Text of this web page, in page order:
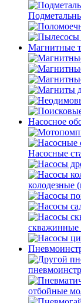
Магнитные
Насосное
Насосные
колодезные
скважинные
отбойные